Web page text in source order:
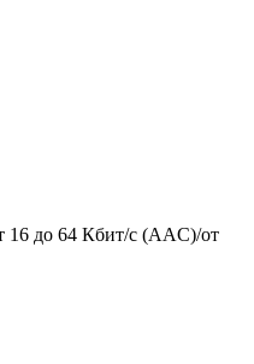
16 до 64 Кбит/с (AAC)/от